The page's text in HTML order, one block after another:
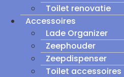
Toilet renovatie
Accessoires
Lade Organizer
Zeephouder
Zeepdispenser
Toilet accessoires